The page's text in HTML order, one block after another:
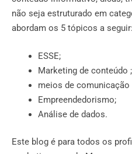
não seja estruturado em
abordam os 5 tópicos a seguir:
ESSE;
Marketing de conteúdo ;
meios de
Empreendedorismo;
Análise de dados.
Este blog é para todos os